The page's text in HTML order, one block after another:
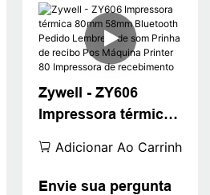
Impressora de
recibo térmico com
driver de download
grátis
Zywell - ZY606
Impressora térmica
Bluetooth Pedido
Lembrete de som
Adicionar Ao Carrinho
Envie sua pergunta